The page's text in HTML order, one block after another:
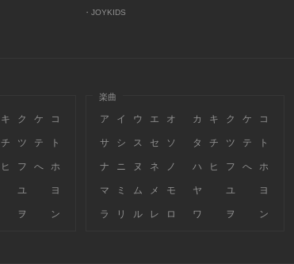
・JOYKIDS
キ ク ケ コ
チ ツ テ ト
ヒ フ へ ホ
ユ ヨ
ヲ ン
楽曲
ア イ ウ エ オ カ キ ク ケ コ
サ シ ス セ ソ タ チ ツ テ ト
ナ ニ ヌ ネ ノ ハ ヒ フ へ ホ
マ ミ ム メ モ ヤ ユ ヨ
ラ リ ル レ ロ ワ ヲ ン